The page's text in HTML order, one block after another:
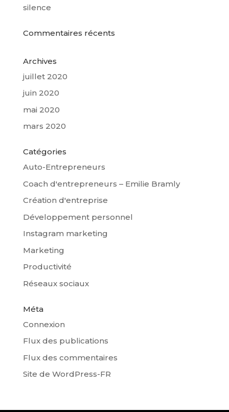
silence
Commentaires récents
Archives
juillet 2020
juin 2020
mai 2020
mars 2020
Catégories
Auto-Entrepreneurs
Coach d'entrepreneurs – Emilie Bramly
Création d'entreprise
Développement personnel
Instagram marketing
Marketing
Productivité
Réseaux sociaux
Méta
Connexion
Flux des publications
Flux des commentaires
Site de WordPress-FR